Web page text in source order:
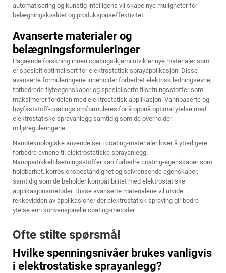
automatisering og kunstig intelligens vil skape nye muligheter for
belægningskvalitet og produksjonseffektivitet.
Avanserte materialer og
belægningsformuleringer
Pågående forskning innen coatings-kjemi utvikler nye materialer som
er spesielt optimalisert for elektrostatisk sprayapplikasjon. Disse
avanserte formuleringene inneholder forbedret elektrisk ledningsevne,
forbedrede flyteegenskaper og spesialiserte tilsetningsstoffer som
maksimerer fordelen med elektrostatisk applikasjon. Vannbaserte og
høyfaststoff-coatings omformuleres for å oppnå optimal ytelse med
elektrostatiske sprayanlegg samtidig som de overholder
miljøreguleringene.
Nanoteknologiske anvendelser i coating-materialer lover å ytterligere
forbedre evnene til elektrostatiske sprayanlegg.
Nanopartikkeltilsetningsstoffer kan forbedre coating-egenskaper som
holdbarhet, korrosjonsbestandighet og selvrensende egenskaper,
samtidig som de beholder kompatibilitet med elektrostatiske
applikasjonsmetoder. Disse avanserte materialene vil utvide
rekkevidden av applikasjoner der elektrostatisk spraying gir bedre
ytelse enn konvensjonelle coating-metoder.
Ofte stilte spørsmål
Hvilke spenningsnivåer brukes vanligvis
i elektrostatiske sprayanlegg?